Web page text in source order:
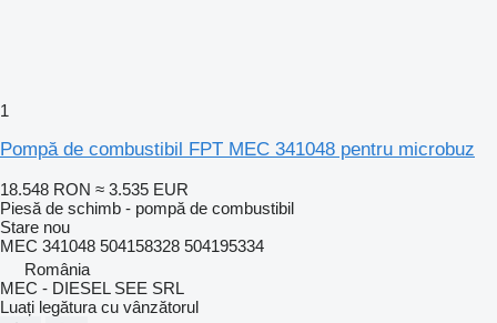
1
Pompă de combustibil FPT MEC 341048 pentru microbuz
18.548 RON ≈ 3.535 EUR
Piesă de schimb - pompă de combustibil
Stare nou
MEC 341048 504158328 504195334
România
MEC - DIESEL SEE SRL
Luați legătura cu vânzătorul